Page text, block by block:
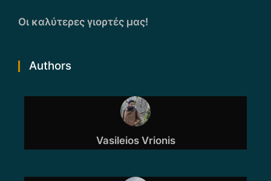
Οι καλύτερες γιορτές μας!
Authors
Vasileios Vrionis